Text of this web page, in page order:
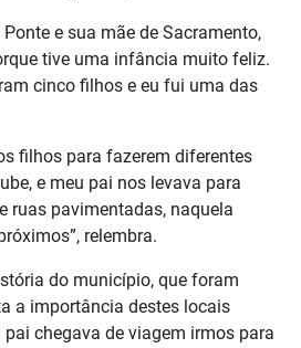
e sua mãe de Sacramento,
tive uma infância muito feliz.
cinco filhos e eu fui uma das
filhos para fazerem diferentes
e meu pai nos levava para
ruas pavimentadas, naquela
relembra.
do município, que foram
a importância destes locais
chegava de viagem irmos para